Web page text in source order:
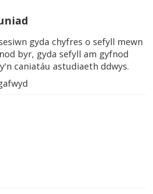
gyda chyfres o sefyll mewn
byr, gyda sefyll am gyfnod
caniatáu astudiaeth ddwys.